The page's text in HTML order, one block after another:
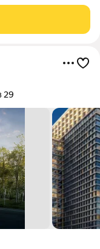
спальня,
29